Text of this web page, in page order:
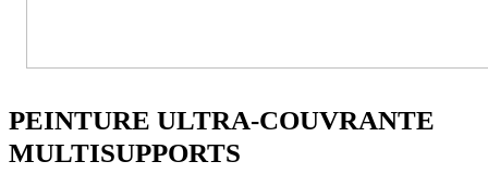
PEINTURE ULTRA-COUVRANTE
MULTISUPPORTS